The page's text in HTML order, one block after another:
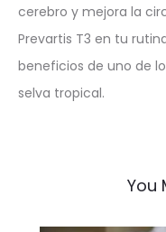
cerebro y mejora la
Prevartis T3 en tu
beneficios de uno de
selva tropical.
You